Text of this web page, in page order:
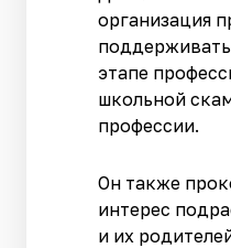
организация
этапе
школьной
профессии.
Он также
интерес
и их